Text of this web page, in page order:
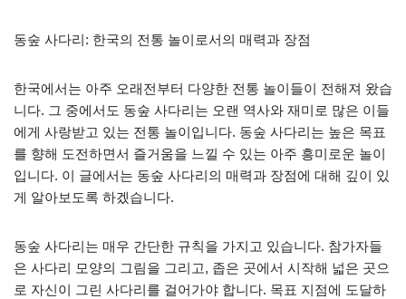
동숲 사다리: 한국의 전통 놀이로서의 매력과 장점
한국에서는 아주 오래전부터 다양한 전통 놀이들이 전해져 왔습
니다. 그 중에서도 동숲 사다리는 오랜 역사와 재미로 많은 이들
에게 사랑받고 있는 전통 놀이입니다. 동숲 사다리는 높은 목표
를 향해 도전하면서 즐거움을 느낄 수 있는 아주 흥미로운 놀이
입니다. 이 글에서는 동숲 사다리의 매력과 장점에 대해 깊이 있
게 알아보도록 하겠습니다.
동숲 사다리는 매우 간단한 규칙을 가지고 있습니다. 참가자들
은 사다리 모양의 그림을 그리고, 좁은 곳에서 시작해 넓은 곳으
로 자신이 그린 사다리를 걸어가야 합니다. 목표 지점에 도달하